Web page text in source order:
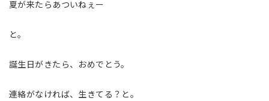
夏が来たらあついねぇー
と。
誕生日がきたら、おめでとう。
連絡がなければ、生きてる？と。